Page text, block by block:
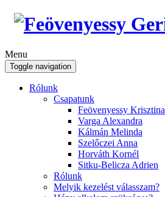
Menu
Toggle navigation
Rólunk
Csapatunk
Feövenyessy Krisztina
Varga Alexandra
Kálmán Melinda
Szelőczei Anna
Horváth Kornél
Sitku-Belicza Adrien
Rólunk
Melyik kezelést válasszam?